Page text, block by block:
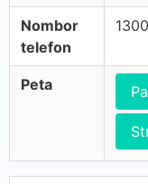
Nombor
telefon
Peta